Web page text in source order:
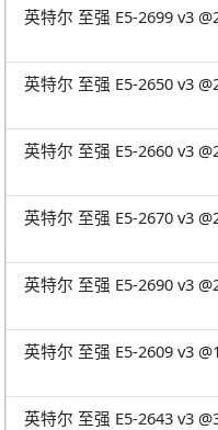
英特尔 至强 E5-2699 v3
英特尔 至强 E5-2650 v3
英特尔 至强 E5-2660 v3
英特尔 至强 E5-2670 v3
英特尔 至强 E5-2690 v3
英特尔 至强 E5-2609 v3
英特尔 至强 E5-2643 v3